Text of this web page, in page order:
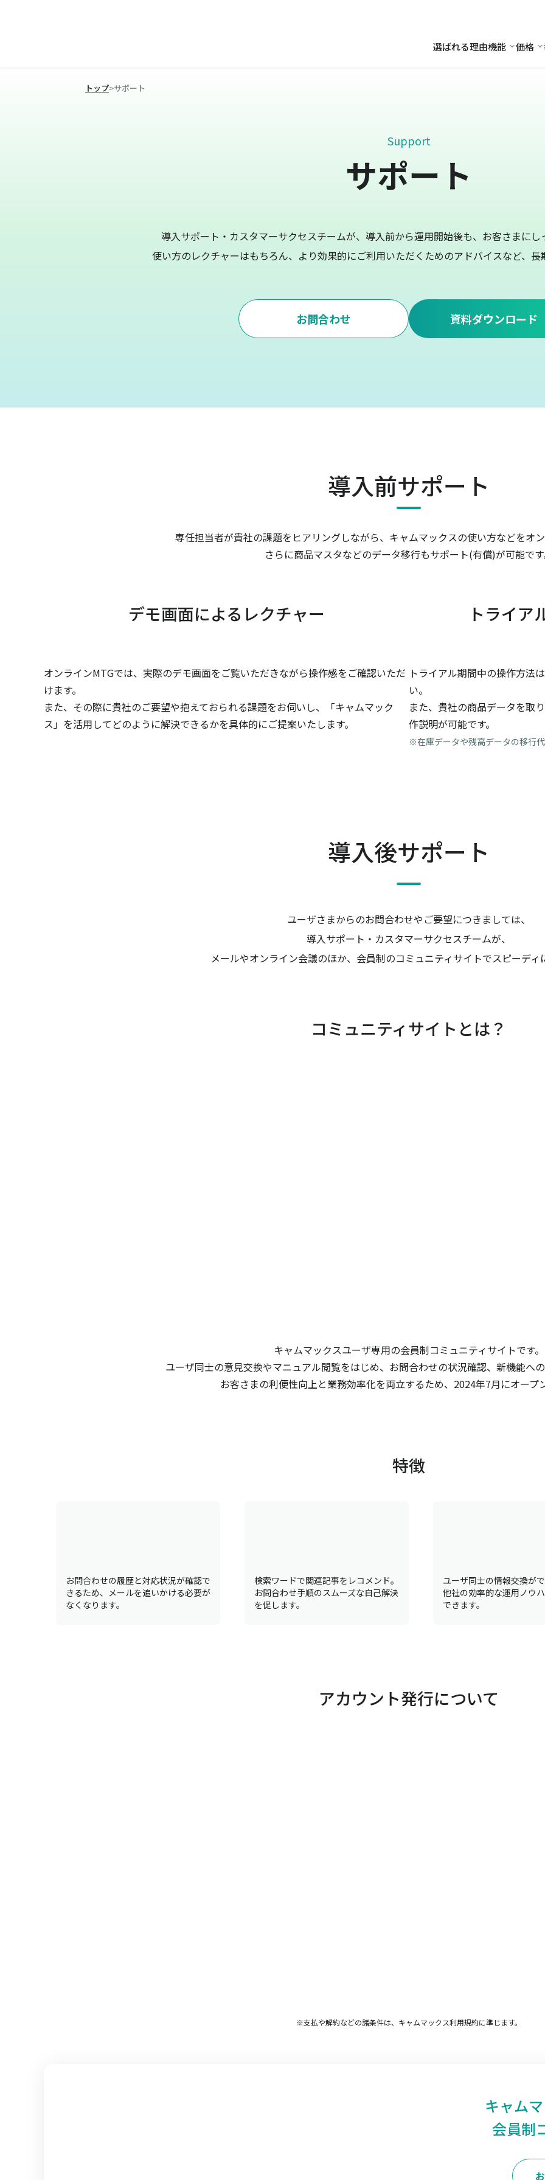
選ばれる理由機能 機能
価格
トップ>サポート
Support
サポート
導入サポート・カスタマーサクセスチームが、導入前から運用開始後も、お客さまにし
使い方のレクチャーはもちろん、より効果的にご利用いただくためのアドバイスなど、長
お問合わせ 資料ダウンロード
導入前サポート
専任担当者が貴社の課題をヒアリングしながら、キャムマックスの使い方などをオン
さらに商品マスタなどのデータ移行もサポート(有償)が可能です
デモ画面によるレクチャー
オンラインMTGでは、実際のデモ画面をご覧いただきながら操作感をご確認いただ
けます。
また、その際に貴社のご要望や抱えておられる課題をお伺いし、「キャムマック
ス」を活用してどのように解決できるかを具体的にご提案いたします。
トライア
トライアル期間中の操作方法
い。
また、貴社の商品データを取
作説明が可能です。
※在庫データや残高データの移行
導入後サポート
ユーザさまからのお問合わせやご要望につきましては、
導入サポート・カスタマーサクセスチームが、
メールやオンライン会議のほか、会員制のコミュニティサイトでスピーディ
コミュニティサイトとは？
キャムマックスユーザ専用の会員制コミュニティサイトです。
ユーザ同士の意見交換やマニュアル閲覧をはじめ、お問合わせの状況確認、新機能へ
お客さまの利便性向上と業務効率化を両立するため、2024年7月にオープ
特徴
お問合わせの履歴と対応状況が確認で
きるため、メールを追いかける必要が
なくなります。
検索ワードで関連記事をレコメンド。
お問合わせ手順のスムーズな自己解決
を促します。
ユーザ同士の情報交換がで
他社の効率的な運用ノウ
できます。
アカウント発行について
※支払や解約などの諸条件は、キャムマックス利用規約に準じます。
キャム
会員制